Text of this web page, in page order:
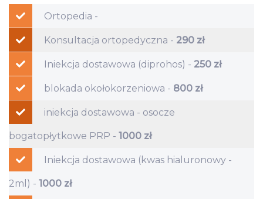
Ortopedia -
Ortopedia
Ortopedia w Astimed to
specjalistyczna opieka
ortopedyczna, diagnostyka
USG, leczenie bólu i drobne
zabiegi
Konsultacja ortopedyczna - 290 zł
Iniekcja dostawowa (diprohos) - 250 zł
blokada okołokorzeniowa - 800 zł
iniekcja dostawowa - osocze
bogatopłytkowe PRP - 1000 zł
Iniekcja dostawowa (kwas hialuronowy -
2ml) - 1000 zł